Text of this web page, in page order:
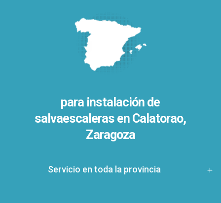
para instalación de
salvaescaleras en Calatorao,
Zaragoza
Servicio en toda la provincia